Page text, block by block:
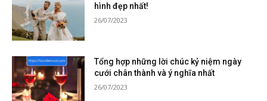
hình đẹp nhất!
26/07/2023
Tổng hợp những lời chúc kỷ niệm ngày
cưới chân thành và ý nghĩa nhất
26/07/2023